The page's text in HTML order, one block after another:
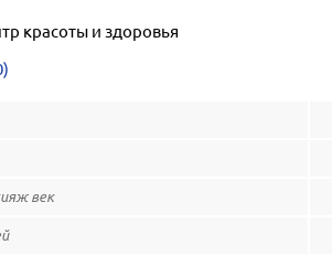
красоты и здоровья
век